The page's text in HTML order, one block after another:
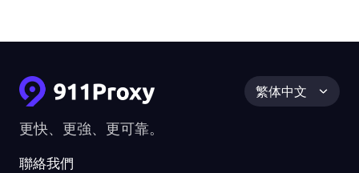
更快、更強、更可靠。
聯絡我們
繁体中文